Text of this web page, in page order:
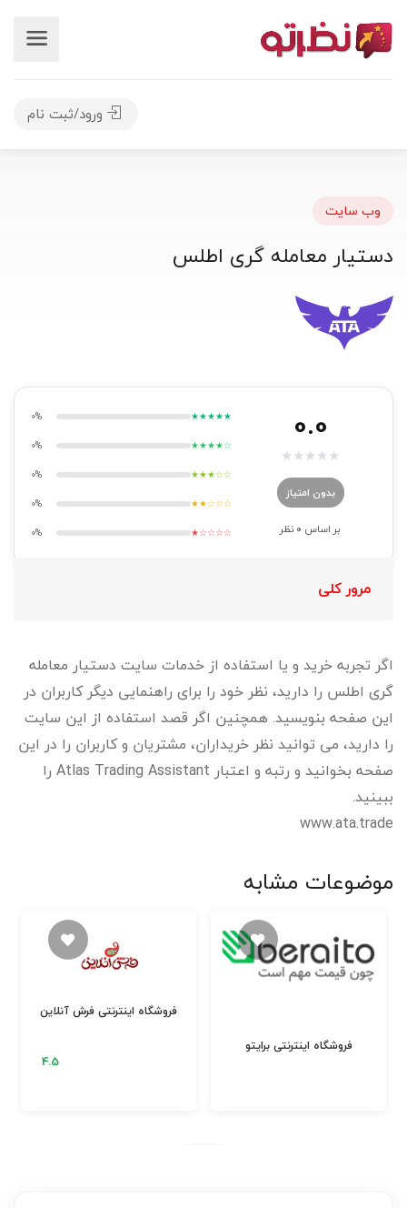
ورود/ثبت نام
وب سایت
دستیار معامله گری اطلس
0.0
★
★
★
★
★
بدون امتیاز
بر اساس 0 نظر
★★★★★
0%
★★★★☆
0%
★★★☆☆
0%
★★☆☆☆
0%
★☆☆☆☆
0%
مرور کلی
اگر تجربه خرید و یا استفاده از خدمات سایت دستیار معامله
گری اطلس را دارید، نظر خود را برای راهنمایی دیگر کاربران در
این صفحه بنویسید. همچنین اگر قصد استفاده از این سایت
را دارید، می توانید نظر خریداران، مشتریان و کاربران را در این
صفحه بخوانید و رتبه و اعتبار Atlas Trading Assistant را
ببینید.
www.ata.trade
موضوعات مشابه
فروشگاه اینترنتی فرش آنلاین
فروشگاه اینترنتی برایتو